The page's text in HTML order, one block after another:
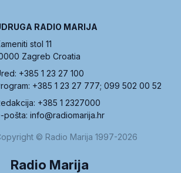
RADIO MARIJA
stol 11
Zagreb Croatia
+385 1 23 27 100
+385 1 23 27 777; 099 502 00 52
+385 1 2327000
pošta: info@radiomarija.hr
© Radio Marija 1997-2026
Radio Marija